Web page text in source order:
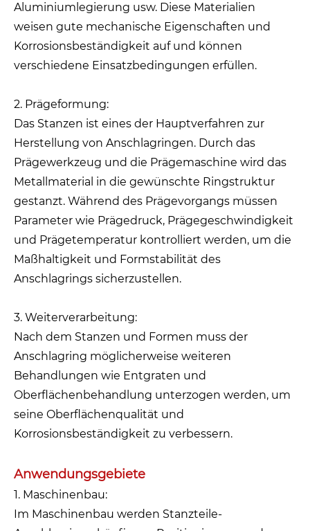
Aluminiumlegierung usw. Diese Materialien
weisen gute mechanische Eigenschaften und
Korrosionsbeständigkeit auf und können
verschiedene Einsatzbedingungen erfüllen.
2. Prägeformung:
Das Stanzen ist eines der Hauptverfahren zur
Herstellung von Anschlagringen. Durch das
Prägewerkzeug und die Prägemaschine wird das
Metallmaterial in die gewünschte Ringstruktur
gestanzt. Während des Prägevorgangs müssen
Parameter wie Prägedruck, Prägegeschwindigkeit
und Prägetemperatur kontrolliert werden, um die
Maßhaltigkeit und Formstabilität des
Anschlagrings sicherzustellen.
3. Weiterverarbeitung:
Nach dem Stanzen und Formen muss der
Anschlagring möglicherweise weiteren
Behandlungen wie Entgraten und
Oberflächenbehandlung unterzogen werden, um
seine Oberflächenqualität und
Korrosionsbeständigkeit zu verbessern.
Anwendungsgebiete
1. Maschinenbau:
Im Maschinenbau werden Stanzteile-